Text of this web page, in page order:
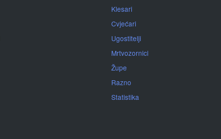
Klesari
Cvjećari
Ugostitelji
Mrtvozornici
Župe
Razno
Statistika